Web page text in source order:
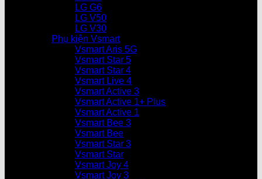
LG G6
LG V50
LG V30
Phụ kiện Vsmart
Vsmart Aris 5G
Vsmart Star 5
Vsmart Star 4
Vsmart Live 4
Vsmart Active 3
Vsmart Active 1+ Plus
Vsmart Active 1
Vsmart Bee 3
Vsmart Bee
Vsmart Star 3
Vsmart Star
Vsmart Joy 4
Vsmart Joy 3